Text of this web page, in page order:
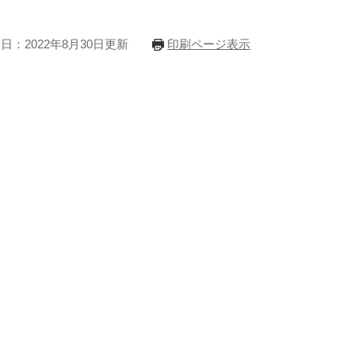
：2022年8月30日更新 印刷ページ表示